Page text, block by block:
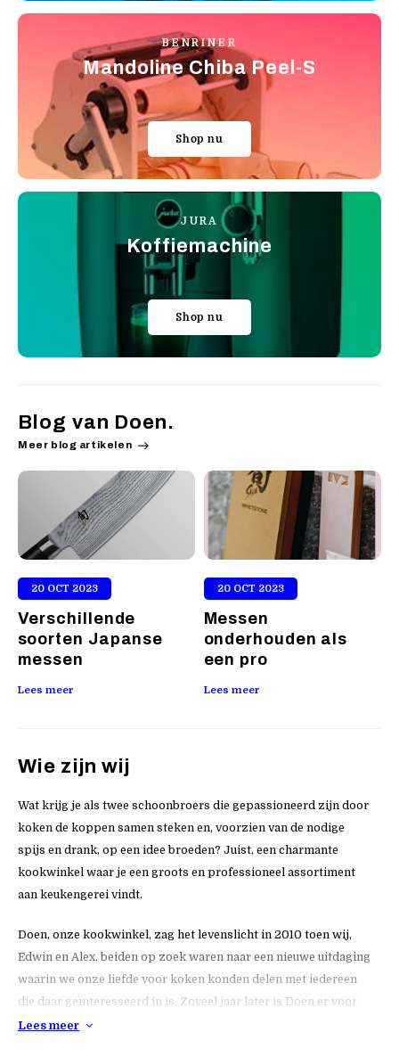
BENRINER
Mandoline Chiba Peel-S
Shop nu
JURA
Koffiemachine
Shop nu
Blog van Doen.
Meer blog artikelen
20 OCT 2023
Verschillende
soorten Japanse
messen
Lees meer
20 OCT 2023
Messen
onderhouden als
een pro
Lees meer
Wie zijn wij
Wat krijg je als twee schoonbroers die gepassioneerd zijn door
koken de koppen samen steken en, voorzien van de nodige
spijs en drank, op een idee broeden? Juist, een charmante
kookwinkel waar je een groots en professioneel assortiment
aan keukengerei vindt.
Doen, onze kookwinkel, zag het levenslicht in 2010 toen wij,
Edwin en Alex, beiden op zoek waren naar een nieuwe uitdaging
waarin we onze liefde voor koken konden delen met iedereen
die daar geïnteresseerd in is. Zoveel jaar later is Doen er voor
iedereen: kleine chefs die hun eerste stappen in de keuken
Lees meer